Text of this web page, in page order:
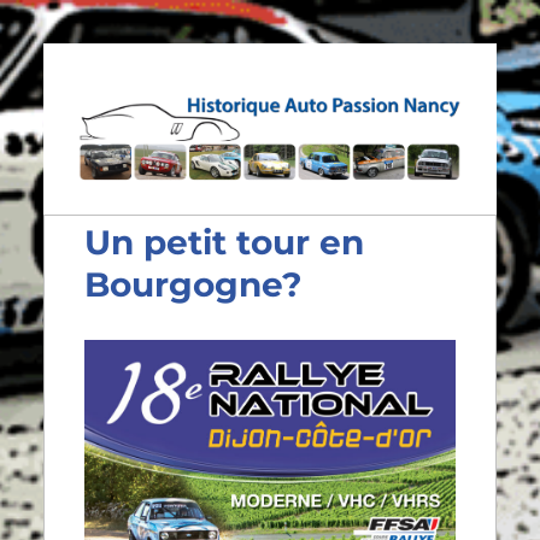
Historique Auto Passion
Nancy
Un petit tour en
Bourgogne?